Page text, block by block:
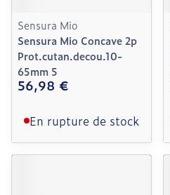
Sensura Mio
Sensura Mio Concave 2p
Prot.cutan.decou.10-
65mm 5
56,98 €
En rupture de stock